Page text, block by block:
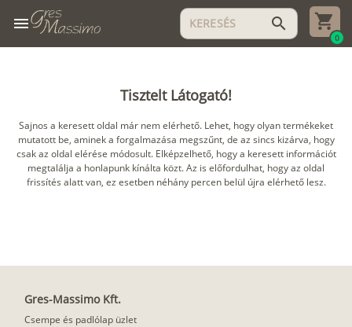
menu search
0
Tisztelt Látogató!
Sajnos a keresett oldal már nem elérhető. Lehet, hogy olyan termékeket
mutatott be, aminek a forgalmazása megszűnt, de az sincs kizárva, hogy
csak az oldal elérése módosult. Elképzelhető, hogy a keresett információt
megtalálja a honlapunk kínálta közt. Az is előfordulhat, hogy az oldal
frissítés alatt van, ez esetben néhány percen belül újra elérhető lesz.
Gres-Massimo Kft.
Csempe és padlólap üzlet